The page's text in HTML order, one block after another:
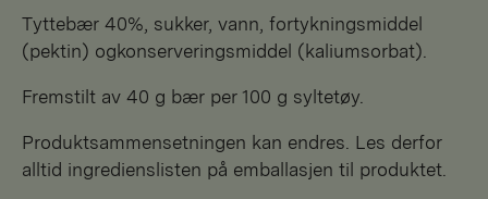
tyttebær 40%, sukker, vann, fortykningsmiddel
(pektin) ogkonserveringsmiddel (kaliumsorbat).
Fremstilt av 40 g bær per 100 g syltetøy.
Produktsammensetningen kan endres. Les derfor
alltid ingredienslisten på emballasjen til produktet.